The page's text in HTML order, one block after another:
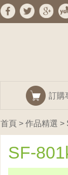
訂購
首頁 > 作品精選 >
SF-